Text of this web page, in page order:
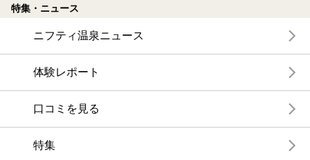
特集・ニュース
ニフティ温泉ニュース
体験レポート
口コミを見る
特集